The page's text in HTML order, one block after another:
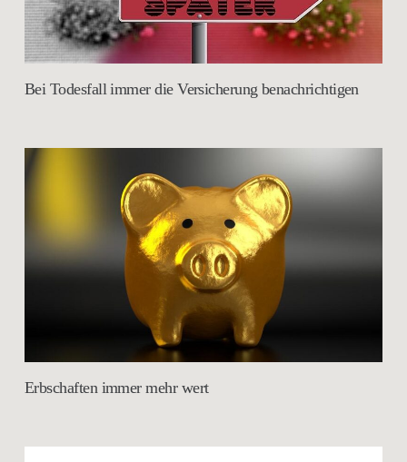
Bei Todesfall immer die Versicherung benachrichtigen
Erbschaften immer mehr wert